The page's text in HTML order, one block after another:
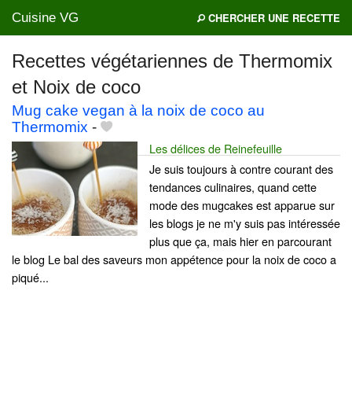
Cuisine VG CHERCHER UNE RECETTE
Recettes végétariennes de Thermomix
et Noix de coco
Mug cake vegan à la noix de coco au
Thermomix -
Les délices de Reinefeuille
Je suis toujours à contre courant des
tendances culinaires, quand cette
mode des mugcakes est apparue sur
les blogs je ne m'y suis pas intéressée
plus que ça, mais hier en parcourant
le blog Le bal des saveurs mon appétence pour la noix de coco a
piqué...